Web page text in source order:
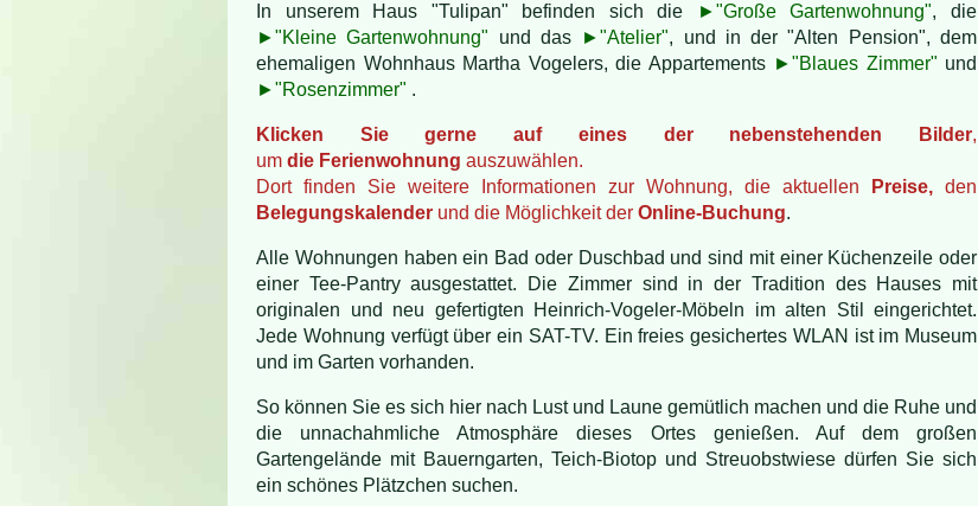
In unserem Haus "Tulipan" befinden sich die ►"Große Gartenwohnung", die
►"Kleine Gartenwohnung" und das ►"Atelier", und in der "Alten Pension", dem
ehemaligen Wohnhaus Martha Vogelers, die Appartements ►"Blaues Zimmer" und
►"Rosenzimmer" .
Klicken Sie gerne auf eines der nebenstehenden Bilder,
um die Ferienwohnung auszuwählen.
Dort finden Sie weitere Informationen zur Wohnung, die aktuellen Preise, den
Belegungskalender und die Möglichkeit der Online-Buchung.
Alle Wohnungen haben ein Bad oder Duschbad und sind mit einer Küchenzeile oder
einer Tee-Pantry ausgestattet. Die Zimmer sind in der Tradition des Hauses mit
originalen und neu gefertigten Heinrich-Vogeler-Möbeln im alten Stil eingerichtet.
Jede Wohnung verfügt über ein SAT-TV. Ein freies gesichertes WLAN ist im Museum
und im Garten vorhanden.
So können Sie es sich hier nach Lust und Laune gemütlich machen und die Ruhe und
die unnachahmliche Atmosphäre dieses Ortes genießen. Auf dem großen
Gartengelände mit Bauerngarten, Teich-Biotop und Streuobstwiese dürfen Sie sich
ein schönes Plätzchen suchen.